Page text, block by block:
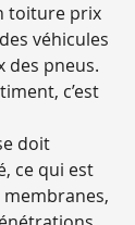
toiture prix
véhicules
des pneus.
c’est
doit
ce qui est